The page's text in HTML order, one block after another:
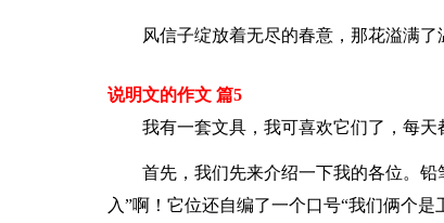
风信子绽放着无尽的春意，那花溢满
说明文的作文 篇5
我有一套文具，我可喜欢它们了，每天
首先，我们先来介绍一下我的各位。
入”啊！它位还自编了一个口号“我们俩个